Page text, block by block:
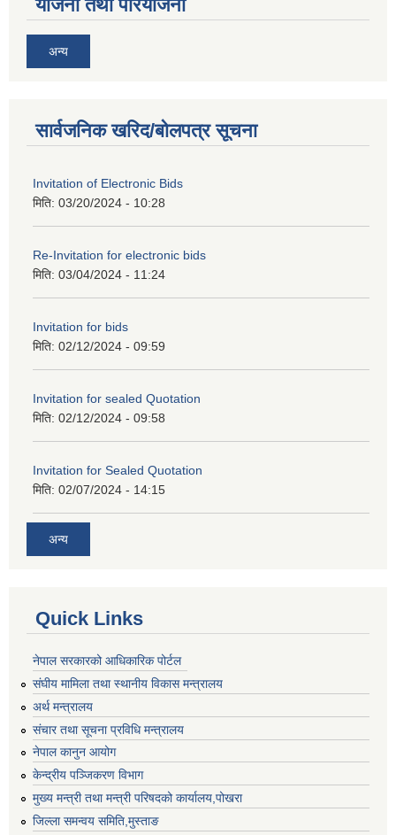
योजना तथा परियोजना
अन्य
सार्वजनिक खरिद/बोलपत्र सूचना
Invitation of Electronic Bids
मिति: 03/20/2024 - 10:28
Re-Invitation for electronic bids
मिति: 03/04/2024 - 11:24
Invitation for bids
मिति: 02/12/2024 - 09:59
Invitation for sealed Quotation
मिति: 02/12/2024 - 09:58
Invitation for Sealed Quotation
मिति: 02/07/2024 - 14:15
अन्य
Quick Links
नेपाल सरकारको आधिकारिक पोर्टल
संघीय मामिला तथा स्थानीय विकास मन्त्रालय
अर्थ मन्त्रालय
संचार तथा सूचना प्रविधि मन्त्रालय
नेपाल कानुन आयोग
केन्द्रीय पञ्जिकरण विभाग
मुख्य मन्त्री तथा मन्त्री परिषदको कार्यालय,पोखरा
जिल्ला समन्वय समिति,मुस्ताङ